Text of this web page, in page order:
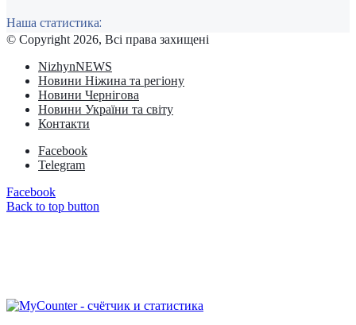
Наша статистика:
© Copyright 2026, Всі права захищені
NizhynNEWS
Новини Ніжина та регіону
Новини Чернігова
Новини України та світу
Контакти
Facebook
Telegram
Facebook
Back to top button